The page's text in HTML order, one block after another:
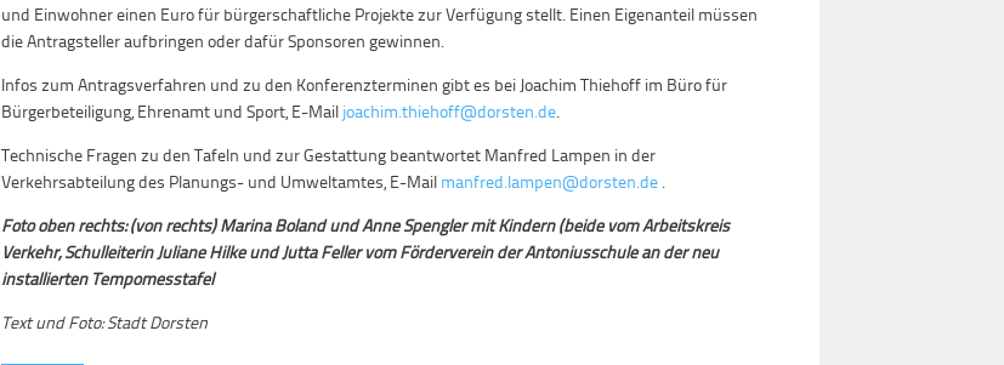
und Einwohner einen Euro für bürgerschaftliche Projekte zur Verfügung stellt. Einen Eigenanteil müssen
die Antragsteller aufbringen oder dafür Sponsoren gewinnen.
Infos zum Antragsverfahren und zu den Konferenzterminen gibt es bei Joachim Thiehoff im Büro für
Bürgerbeteiligung, Ehrenamt und Sport, E-Mail joachim.thiehoff@dorsten.de.
Technische Fragen zu den Tafeln und zur Gestattung beantwortet Manfred Lampen in der
Verkehrsabteilung des Planungs- und Umweltamtes, E-Mail manfred.lampen@dorsten.de .
Foto oben rechts: (von rechts) Marina Boland und Anne Spengler mit Kindern (beide vom Arbeitskreis
Verkehr, Schulleiterin Juliane Hilke und Jutta Feller vom Förderverein der Antoniusschule an der neu
installierten Tempomesstafel
Text und Foto: Stadt Dorsten